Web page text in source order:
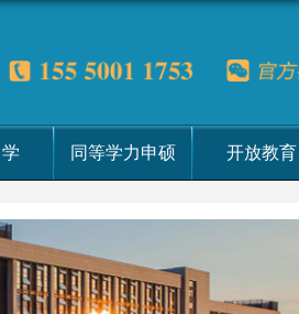
同等学力申硕 开放教育